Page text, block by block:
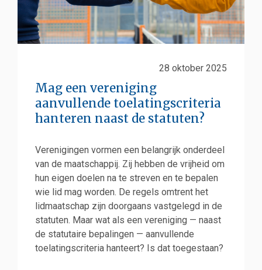
28 oktober 2025
Mag een vereniging
aanvullende toelatingscriteria
hanteren naast de statuten?
Verenigingen vormen een belangrijk onderdeel
van de maatschappij. Zij hebben de vrijheid om
hun eigen doelen na te streven en te bepalen
wie lid mag worden. De regels omtrent het
lidmaatschap zijn doorgaans vastgelegd in de
statuten. Maar wat als een vereniging — naast
de statutaire bepalingen — aanvullende
toelatingscriteria hanteert? Is dat toegestaan?